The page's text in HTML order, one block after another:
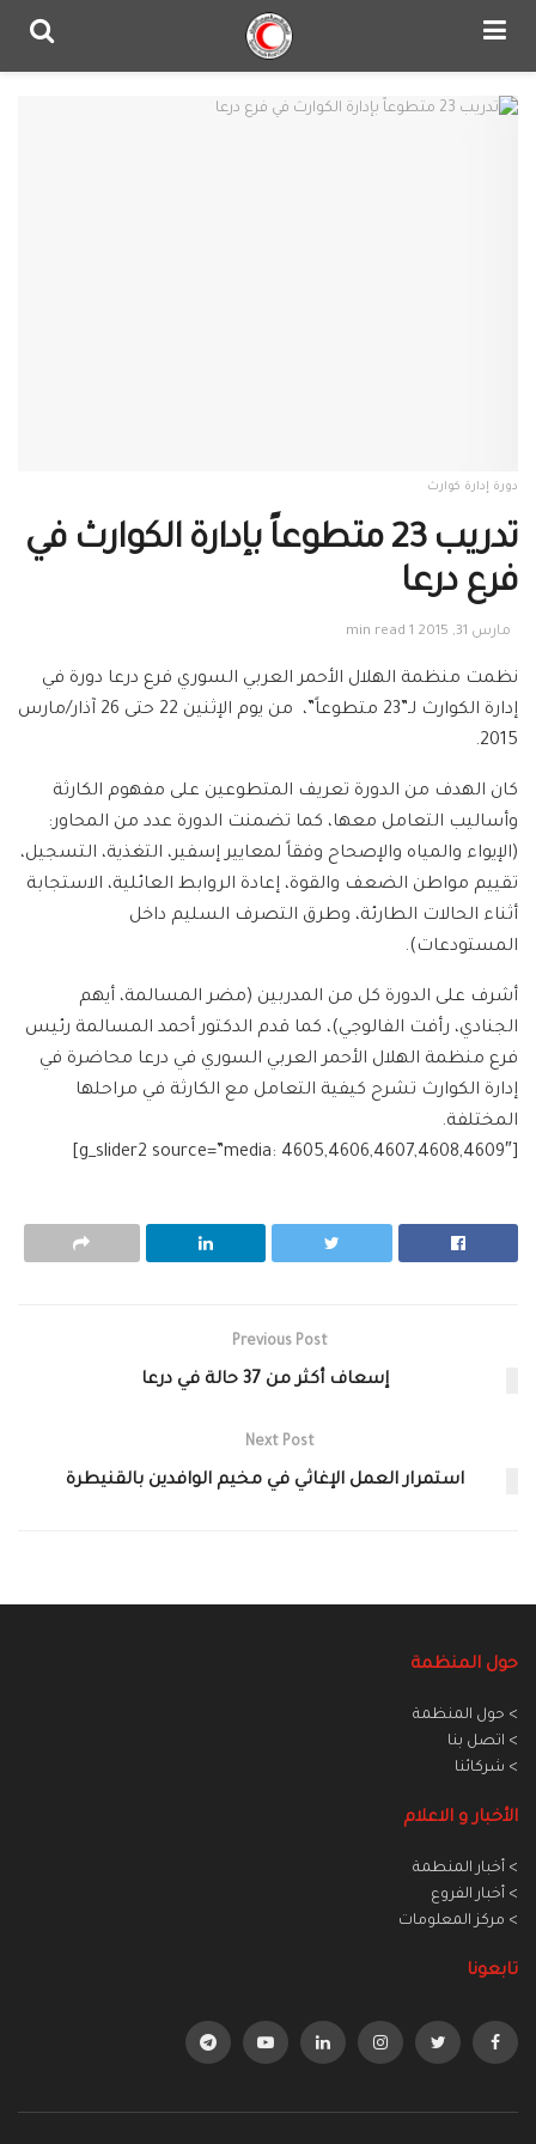
دورة إدارة كوارث
تدريب 23 متطوعاً بإدارة الكوارث في
فرع درعا
مارس 31, 2015 1 min read
نظمت منظمة الهلال الأحمر العربي السوري فرع درعا دورة في
إدارة الكوارث لـ”23 متطوعاً”، من يوم الإثنين 22 حتى 26 آذار/مارس
2015.
كان الهدف من الدورة تعريف المتطوعين على مفهوم الكارثة
وأساليب التعامل معها، كما تضمنت الدورة عدد من المحاور:
(الإيواء والمياه والإصحاح وفقاً لمعايير إسفير، التغذية، التسجيل،
تقييم مواطن الضعف والقوة، إعادة الروابط العائلية، الاستجابة
أثناء الحالات الطارئة، وطرق التصرف السليم داخل
المستودعات).
أشرف على الدورة كل من المدربين (مضر المسالمة، أيهم
الجنادي، رأفت الفالوجي)، كما قدم الدكتور أحمد المسالمة رئيس
فرع منظمة الهلال الأحمر العربي السوري في درعا محاضرة في
إدارة الكوارث تشرح كيفية التعامل مع الكارثة في مراحلها
المختلفة.
[g_slider2 source=”media: 4605,4606,4607,4608,4609″]
Previous Post
إسعاف أكثر من 37 حالة في درعا
Next Post
استمرار العمل الإغاثي في مخيم الوافدين بالقنيطرة
حول المنظمة
> حول المنظمة
> اتصل بنا
> شركائنا
الأخبار و الاعلام
> أخبار المنطمة
> أخبار الفروع
> مركز المعلومات
تابعونا